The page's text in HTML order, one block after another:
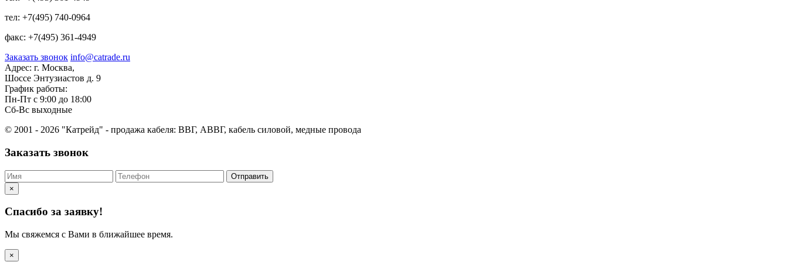
тел: +7(495) 740-0964
факс: +7(495) 361-4949
Заказать звонок info@catrade.ru
Адрес: г. Москва,
Шоссе Энтузиастов д. 9
График работы:
Пн-Пт с 9:00 до 18:00
Сб-Вс выходные
© 2001 - 2026 "Катрейд" - продажа кабеля: ВВГ, АВВГ, кабель силовой, медные провода
Заказать звонок
Отправить
×
Спасибо за заявку!
Мы свяжемся с Вами в ближайшее время.
×